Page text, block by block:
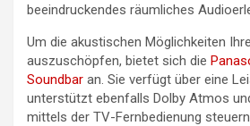
beeindruckendes räumliches
Um die akustischen Möglichkeiten
auszuschöpfen, bietet sich die
Soundbar an. Sie verfügt über eine
unterstützt ebenfalls Dolby Atmos
mittels der TV-Fernbedienung